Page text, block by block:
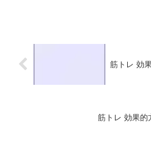
筋トレ 効
筋トレ 効果的